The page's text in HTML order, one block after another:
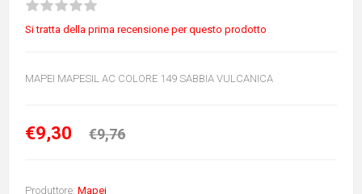
Si tratta della prima recensione per questo prodotto
MAPEI MAPESIL AC COLORE 149 SABBIA VULCANICA
€9,30 €9,76
Produttore: Mapei